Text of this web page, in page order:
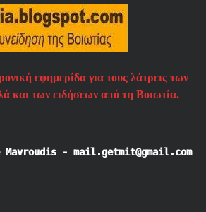
εφημερίδα για τους λάτρεις των
και των ειδήσεων από τη Βοιωτία.
Mavroudis - mail.getmit@gmail.com